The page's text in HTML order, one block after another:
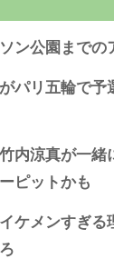
ン公園まで
パリ五輪で予
内涼真が一緒
ピットかも
ケメンすぎる